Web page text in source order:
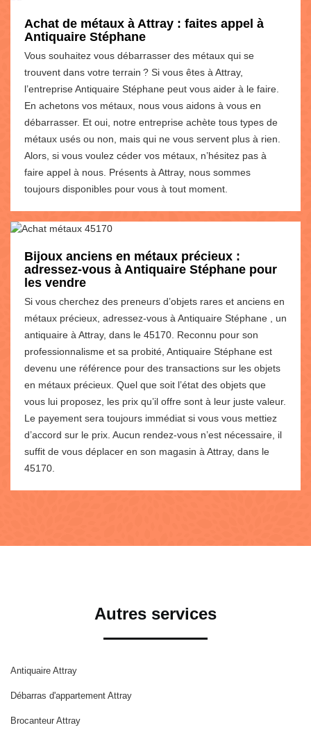
Achat de métaux à Attray : faites appel à
Antiquaire Stéphane
Vous souhaitez vous débarrasser des métaux qui se
trouvent dans votre terrain ? Si vous êtes à Attray,
l’entreprise Antiquaire Stéphane peut vous aider à le faire.
En achetons vos métaux, nous vous aidons à vous en
débarrasser. Et oui, notre entreprise achète tous types de
métaux usés ou non, mais qui ne vous servent plus à rien.
Alors, si vous voulez céder vos métaux, n’hésitez pas à
faire appel à nous. Présents à Attray, nous sommes
toujours disponibles pour vous à tout moment.
Bijoux anciens en métaux précieux :
adressez-vous à Antiquaire Stéphane pour
les vendre
Si vous cherchez des preneurs d’objets rares et anciens en
métaux précieux, adressez-vous à Antiquaire Stéphane , un
antiquaire à Attray, dans le 45170. Reconnu pour son
professionnalisme et sa probité, Antiquaire Stéphane est
devenu une référence pour des transactions sur les objets
en métaux précieux. Quel que soit l’état des objets que
vous lui proposez, les prix qu’il offre sont à leur juste valeur.
Le payement sera toujours immédiat si vous vous mettiez
d’accord sur le prix. Aucun rendez-vous n’est nécessaire, il
suffit de vous déplacer en son magasin à Attray, dans le
45170.
Autres services
Antiquaire Attray
Débarras d'appartement Attray
Brocanteur Attray